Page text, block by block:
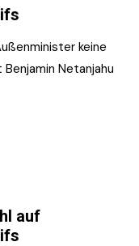
keine
Netanjahu
auf